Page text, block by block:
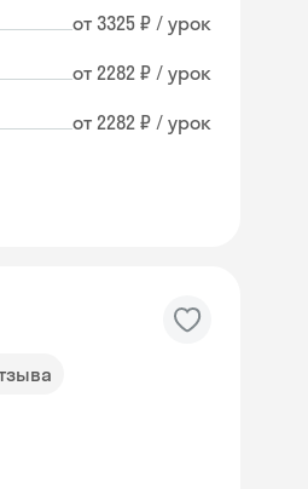
от 3325 ₽ / урок
от 2282 ₽ / урок
от 2282 ₽ / урок